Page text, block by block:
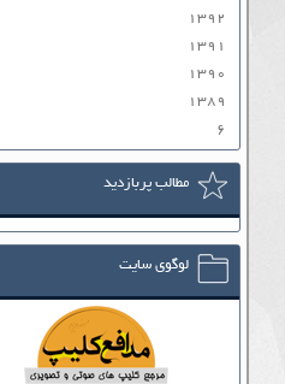
۱۳۹۲
۱۳۹۱
۱۳۹۰
۱۳۸۹
۶
مطالب پربازدید
لوگوی سایت